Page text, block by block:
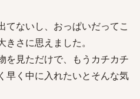
てないし、おっぱいだってこ
さに思えました。
を見ただけで、もうカチカチ
早く中に入れたいとそんな気